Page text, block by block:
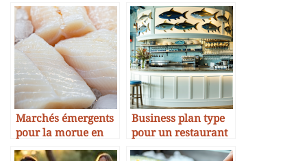
Marchés émergents
pour la morue en
Asie
Business plan type
pour un restaurant
spécialisé en morue